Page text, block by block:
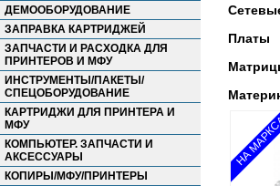
Genius
HP
IBM
Kyocera-Mita
Lenovo
Logitech
Nakatomi
Original
Panasonic
PILOT ZIS
Samsung
Seagate
ДЕМООБОРУДОВАНИЕ
ЗАПРАВКА КАРТРИДЖЕЙ
ЗАПЧАСТИ И РАСХОДКА ДЛЯ
ПРИНТЕРОВ И МФУ
ИНСТРУМЕНТЫ/ПАКЕТЫ/
СПЕЦОБОРУДОВАНИЕ
КАРТРИДЖИ ДЛЯ ПРИНТЕРА И
МФУ
КОМПЬЮТЕР. ЗАПЧАСТИ И
АКСЕССУАРЫ
КОПИРЫ/МФУ/ПРИНТЕРЫ
Платы
НА